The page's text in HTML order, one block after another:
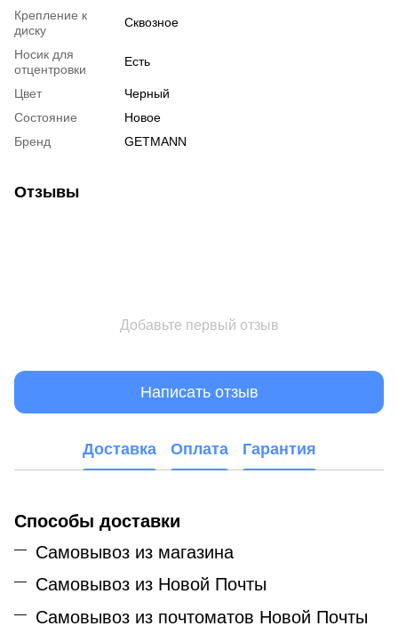
Крепление к
диску
Сквозное
Носик для
отцентровки
Есть
Цвет
Черный
Состояние
Новое
Бренд
GETMANN
Отзывы
Добавьте первый отзыв
Написать отзыв
Доставка Оплата Гарантия
Способы доставки
Самовывоз из магазина
Самовывоз из Новой Почты
Самовывоз из почтоматов Новой Почты